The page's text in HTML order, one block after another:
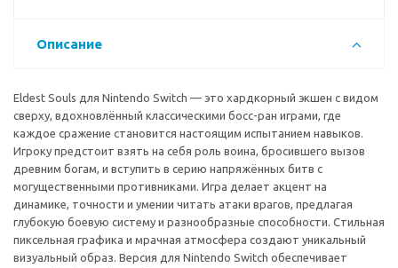
Описание
Eldest Souls для Nintendo Switch — это хардкорный экшен с видом
сверху, вдохновлённый классическими босс-ран играми, где
каждое сражение становится настоящим испытанием навыков.
Игроку предстоит взять на себя роль воина, бросившего вызов
древним богам, и вступить в серию напряжённых битв с
могущественными противниками. Игра делает акцент на
динамике, точности и умении читать атаки врагов, предлагая
глубокую боевую систему и разнообразные способности. Стильная
пиксельная графика и мрачная атмосфера создают уникальный
визуальный образ. Версия для Nintendo Switch обеспечивает